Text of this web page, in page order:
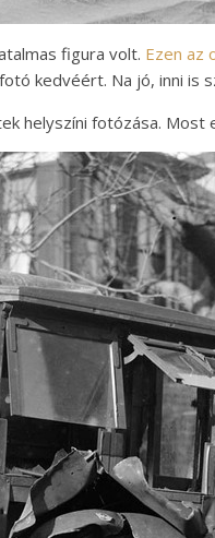
figura volt. Ezen az
kedvéért. Na jó, inni is
helyszíni fotózása. Most